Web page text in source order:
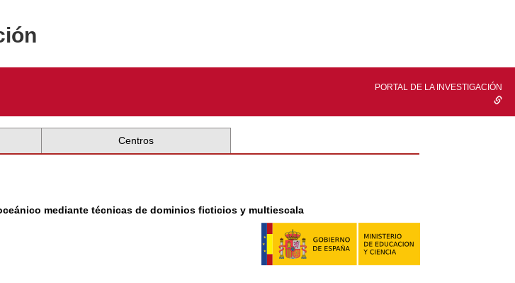
PORTAL DE LA INVESTIGACIÓN
Centros
mediante técnicas de dominios ficticios y multiescala